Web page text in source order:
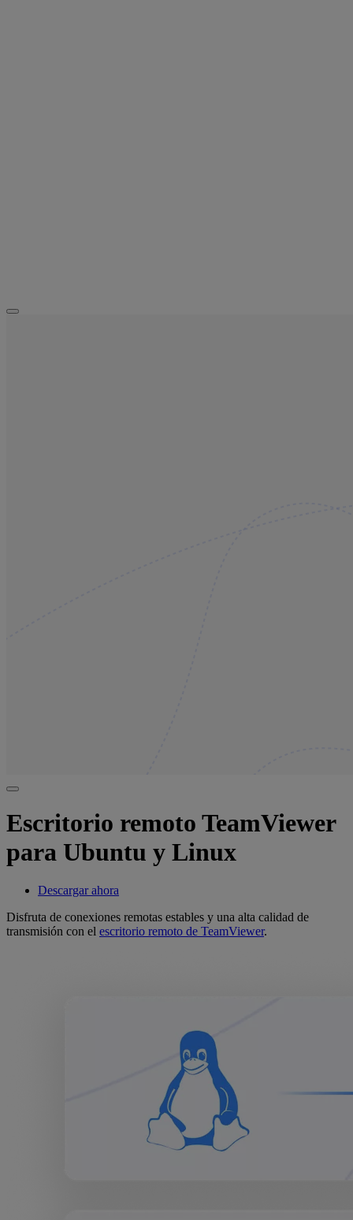
Escritorio remoto TeamViewer
para Ubuntu y Linux
Descargar ahora
Disfruta de conexiones remotas estables y una alta calidad de
transmisión con el escritorio remoto de TeamViewer.